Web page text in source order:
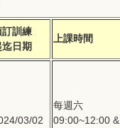
訂訓練
迄日期
上課時間
03/02
每週六
09:00~12:00 &